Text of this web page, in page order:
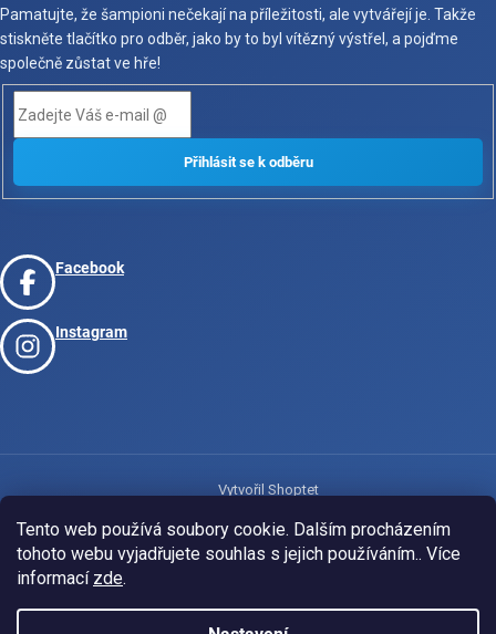
Tento web používá soubory cookie. Dalším procházením
tohoto webu vyjadřujete souhlas s jejich používáním.. Více
informací zde.
Pamatujte, že šampioni nečekají na příležitosti, ale vytvářejí je. Takže
stiskněte tlačítko pro odběr, jako by to byl vítězný výstřel, a pojďme
společně zůstat ve hře!
Facebook
Instagram
Vytvořil Shoptet
Copyright 2026www.josport.cz. Všechna práva vyhrazena.